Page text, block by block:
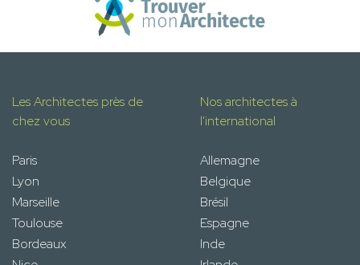
Les Architectes près de
chez vous
Paris
Lyon
Marseille
Toulouse
Bordeaux
Nos architectes à
l'international
Allemagne
Belgique
Brésil
Espagne
Inde